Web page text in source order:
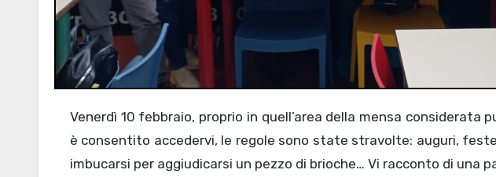
Venerdì 10 febbraio, proprio in quell’area della mensa considerata pura e sacra in quanto solo al personale
è consentito accedervi, le regole sono state stravolte: auguri,
imbucarsi per aggiudicarsi un pezzo di brioche… Vi racconto di una